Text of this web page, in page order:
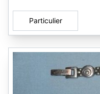
Particulier